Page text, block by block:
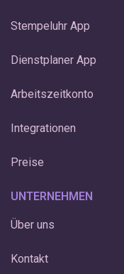
Stempeluhr App
Dienstplaner App
Arbeitszeitkonto
Integrationen
Preise
UNTERNEHMEN
Über uns
Kontakt